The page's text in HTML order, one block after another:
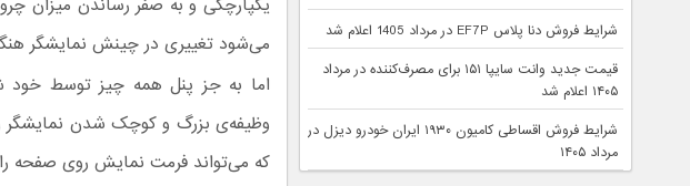
یکپارچگی و به صفر رساندن میزان
می‌شود تغییری در چینش نمایشگر
اما به جز پنل همه چیز توسط خود
وظیفه‌ی بزرگ و کوچک شدن نمایشگر
که می‌تواند فرمت نمایش روی صفحه
شرایط فروش دنا پلاس EF7P در مرداد 1405 اعلام شد
قیمت جدید وانت سایپا ۱۵۱ برای مصرف‌کننده در مرداد
۱۴۰۵ اعلام شد
شرایط فروش اقساطی کامیون ۱۹۳۰ ایران خودرو دیزل در
مرداد ۱۴۰۵